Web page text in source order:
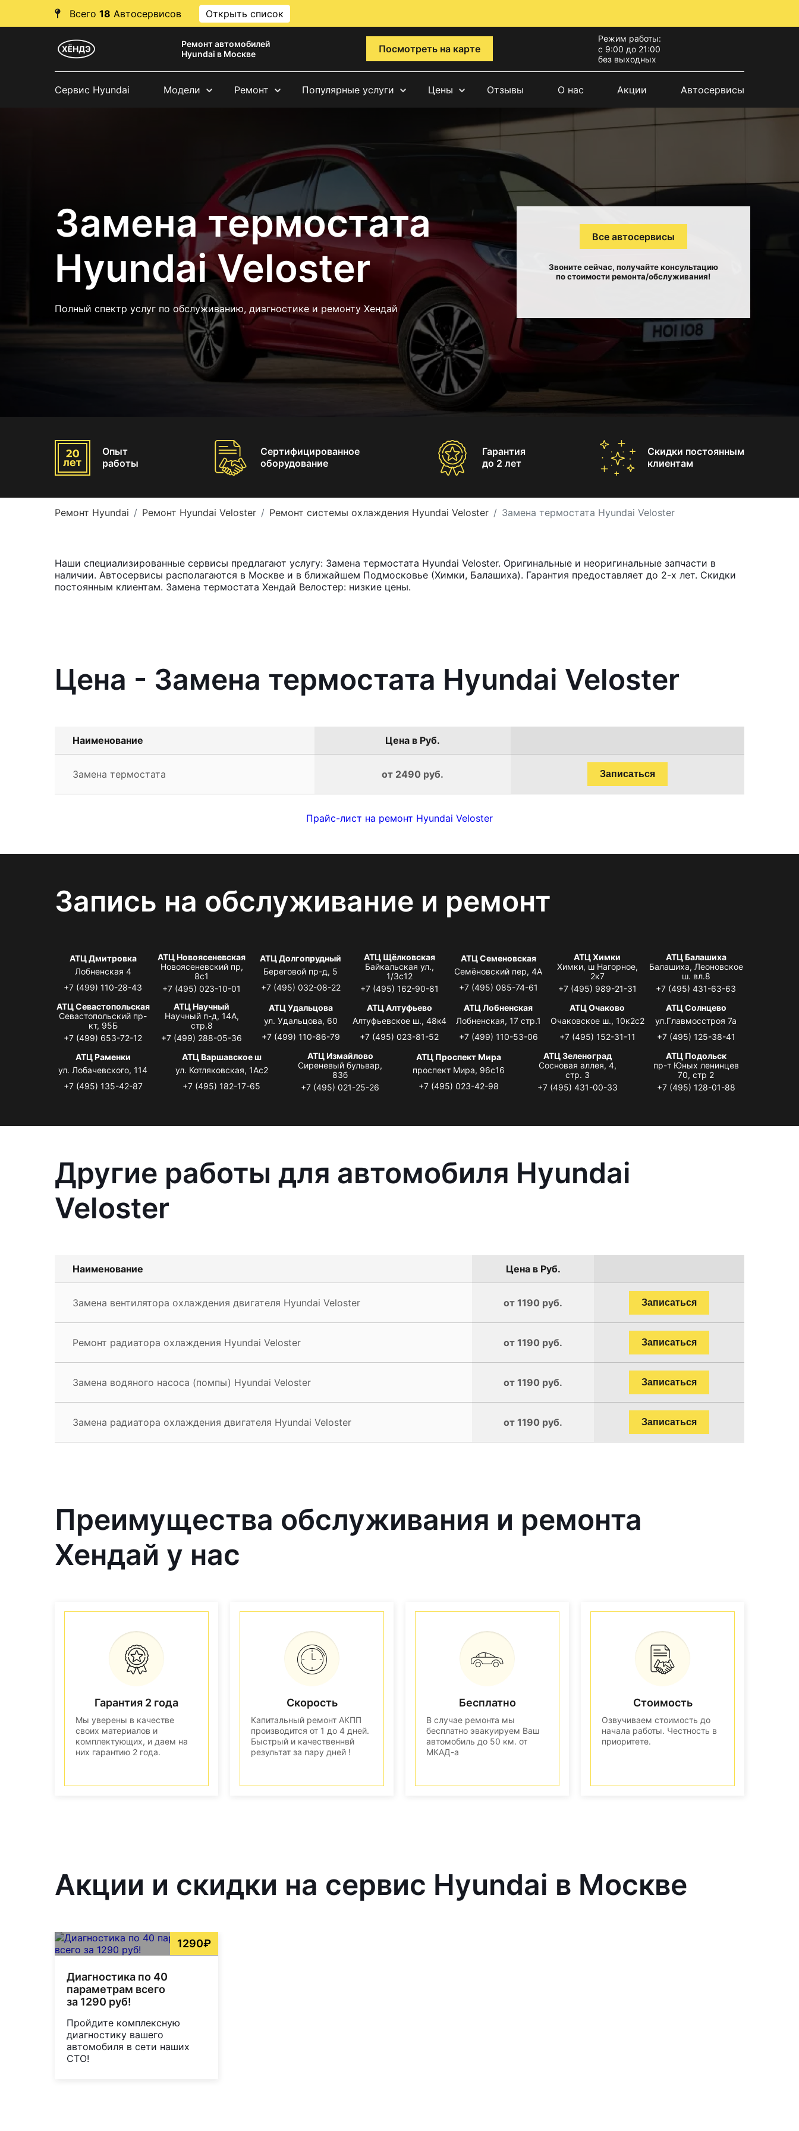
Всего 18 Автосервисов Открыть список
Ремонт автомобилей
Hyundai в Москве
Посмотреть на карте
Режим работы:
с 9:00 до 21:00
без выходных
Сервис Hyundai Модели Ремонт Популярные услуги Цены Отзывы О нас Акции Автосервисы
Замена термостата
Hyundai Veloster
Полный спектр услуг по обслуживанию, диагностике и ремонту Хендай
Все автосервисы
Звоните сейчас, получайте консультацию
по стоимости ремонта/обслуживания!
Опыт
работы
Сертифицированное
оборудование
Гарантия
до 2 лет
Скидки постоянным
клиентам
Ремонт Hyundai Ремонт Hyundai Veloster Ремонт системы охлаждения Hyundai Veloster Замена термостата Hyundai Veloster
Наши специализированные сервисы предлагают услугу: Замена термостата Hyundai Veloster. Оригинальные и неоригинальные запчасти в
наличии. Автосервисы располагаются в Москве и в ближайшем Подмосковье (Химки, Балашиха). Гарантия предоставляет до 2-х лет. Скидки
постоянным клиентам. Замена термостата Хендай Велостер: низкие цены.
Цена - Замена термостата Hyundai Veloster
Наименование Цена в Руб.
Замена термостата от 2490 руб. Записаться
Прайс-лист на ремонт Hyundai Veloster
Запись на обслуживание и ремонт
АТЦ Дмитровка
Лобненская 4
+7 (499) 110-28-43
АТЦ Новоясеневская
Новоясеневский пр,
8с1
+7 (495) 023-10-01
АТЦ Долгопрудный
Береговой пр-д, 5
+7 (495) 032-08-22
АТЦ Щёлковская
Байкальская ул.,
1/3с12
+7 (495) 162-90-81
АТЦ Семеновская
Семёновский пер, 4А
+7 (495) 085-74-61
АТЦ Химки
Химки, ш Нагорное,
2к7
+7 (495) 989-21-31
АТЦ Балашиха
Балашиха, Леоновское
ш. вл.8
+7 (495) 431-63-63
АТЦ Севастопольская
Севастопольский пр-
кт, 95Б
+7 (499) 653-72-12
АТЦ Научный
Научный п-д, 14А,
стр.8
+7 (499) 288-05-36
АТЦ Удальцова
ул. Удальцова, 60
+7 (499) 110-86-79
АТЦ Алтуфьево
Алтуфьевское ш., 48к4
+7 (495) 023-81-52
АТЦ Лобненская
Лобненская, 17 стр.1
+7 (499) 110-53-06
АТЦ Очаково
Очаковское ш., 10к2с2
+7 (495) 152-31-11
АТЦ Солнцево
ул.Главмосстроя 7а
+7 (495) 125-38-41
АТЦ Раменки
ул. Лобачевского, 114
+7 (495) 135-42-87
АТЦ Варшавское ш
ул. Котляковская, 1Ас2
+7 (495) 182-17-65
АТЦ Измайлово
Сиреневый бульвар,
83б
+7 (495) 021-25-26
АТЦ Проспект Мира
проспект Мира, 96с16
+7 (495) 023-42-98
АТЦ Зеленоград
Сосновая аллея, 4,
стр. 3
+7 (495) 431-00-33
АТЦ Подольск
пр-т Юных ленинцев
70, стр 2
+7 (495) 128-01-88
Другие работы для автомобиля Hyundai
Veloster
Наименование Цена в Руб.
Замена вентилятора охлаждения двигателя Hyundai Veloster от 1190 руб. Записаться
Ремонт радиатора охлаждения Hyundai Veloster от 1190 руб. Записаться
Замена водяного насоса (помпы) Hyundai Veloster от 1190 руб. Записаться
Замена радиатора охлаждения двигателя Hyundai Veloster от 1190 руб. Записаться
Преимущества обслуживания и ремонта
Хендай у нас
Гарантия 2 года
Мы уверены в качестве
своих материалов и
комплектующих, и даем на
них гарантию 2 года.
Скорость
Капитальный ремонт АКПП
производится от 1 до 4 дней.
Быстрый и качественнвй
результат за пару дней !
Бесплатно
В случае ремонта мы
бесплатно эвакуируем Ваш
автомобиль до 50 км. от
МКАД-а
Стоимость
Озвучиваем стоимость до
начала работы. Честность в
приоритете.
Акции и скидки на сервис Hyundai в Москве
1290₽
Диагностика по 40
параметрам всего
за 1290 руб!
Пройдите комплексную
диагностику вашего
автомобиля в сети наших
СТО!